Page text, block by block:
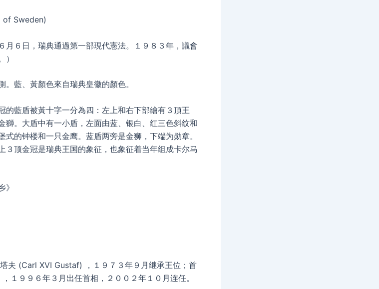
of Sweden)
月６日，瑞典通過第一部現代憲法。１９８３年，議會
藍、黃顏色來自瑞典皇徽的顏色。
的藍盾被黃十字一分為四：左上和右下部繪有３頂王
獅。大盾中有一小盾，左面由蓝、银白、红三色斜纹和
的钟楼和一只金鹰。蓝盾两旁是金狮，下端为勋章。
３顶金冠是瑞典王国的象征，也象征着当年组成卡尔马
》
夫 (Carl XVI Gustaf) ，１９７３年９月继承王位；首
１９９６年３月出任首相，２００２年１０月连任。